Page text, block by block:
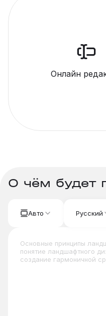
Онлайн
О чём будет
Авто Русский